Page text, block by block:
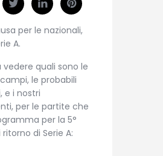
per le nazionali,
A.
vedere quali sono le
le probabili
e i nostri
per le partite che
per la 5°
di Serie A: